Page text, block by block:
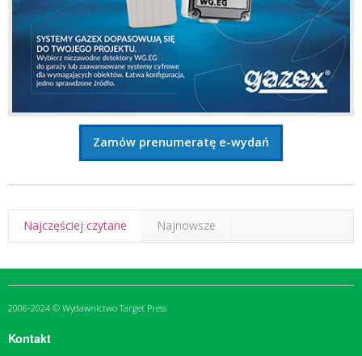
Zamów prenumeratę e-wydań
Najczęściej czytane Najnowsze
2006-2024 © Wydawnictwo Target Press
Kontakt